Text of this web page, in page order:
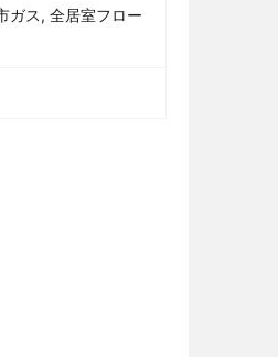
ガス, 全居室フロー